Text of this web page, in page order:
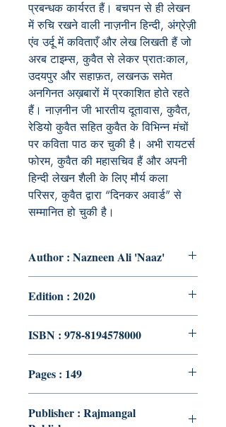
प्रबन्धक कार्यरत हैं। बचपन से ही लेखन
में रुचि रखने वाली नाज़नीन हिन्दी, अंग्रेज़ी
एंव उर्दू में कविताएँ और लेख लिखती हैं जो
अरब टाइम्स, कुवैत से लेकर प्रातःकाल,
उदयपुर और सहाफ़त, लखनऊ समेत
अनगिनत अख़बारों में प्रकाशित होते रहते
हैं। नाज़नीन जी भारतीय दूतावास, कुवैत,
रेडियो कुवैत सहित कुवैत के विभिन्न मंचों
पर कविता पाठ कर चुकी है। अभी रायटर्स
फोरम, कुवैत की महासचिव हैं और अपनी
हिन्दी लेखन शैली के लिए मौर्य कला
परिसर, कुवैत द्वारा “दिनकर अवार्ड” से
सम्मानित हो चुकी है।
Author : Nazneen Ali 'Naaz'
Edition : 2020
ISBN : 978-8194578000
Pages : 149
Publisher : Rajmangal